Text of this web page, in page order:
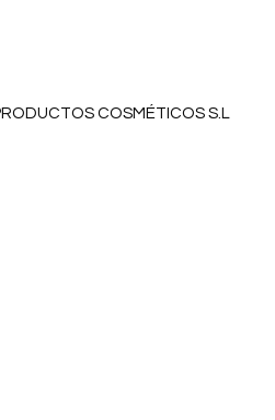
COSMÉTICOS S.L